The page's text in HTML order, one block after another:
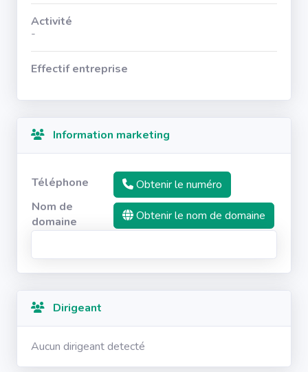
Activité
-
Effectif entreprise
Information marketing
Téléphone
Obtenir le numéro
Nom de
domaine
Obtenir le nom de domaine
Dirigeant
Aucun dirigeant detecté